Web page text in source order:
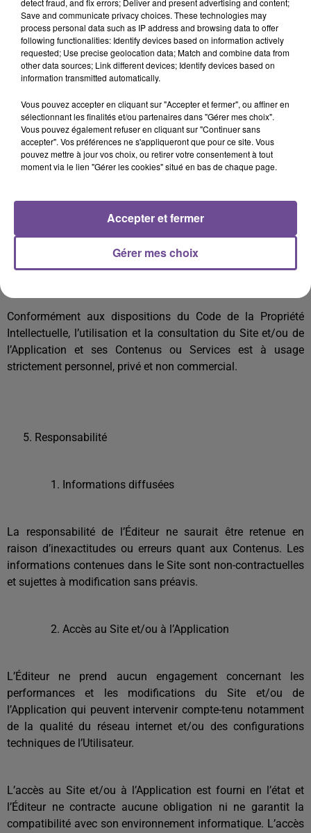
Les marques et logos reproduits sur le Site et/ou
l’Application sont des marques déposées appartenant à
l’Éditeur ou à ses partenaires.
Toute reproduction, représentation, adaptation ou diffusion,
totale ou partielle, du Site et/ou de l’Application ou d’un des
éléments le/la composant, sur quelque support que ce soit,
sans l’autorisation préalable et expresse du Directeur de la
publication est interdite.
Le non-respect de cette interdiction peut constituer une
atteinte aux droits de l’Éditeur ou de tiers et notamment une
contrefaçon engageant la responsabilité civile et pénale de
l’Utilisateur contrefacteur.
Conformément aux dispositions du Code de la Propriété
Intellectuelle, l’utilisation et la consultation du Site et/ou de
l’Application et ses Contenus ou Services est à usage
strictement personnel, privé et non commercial.
Responsabilité
Informations diffusées
La responsabilité de l’Éditeur ne saurait être retenue en
raison d’inexactitudes ou erreurs quant aux Contenus. Les
informations contenues dans le Site sont non-contractuelles
et sujettes à modification sans préavis.
Accès au Site et/ou à l’Application
L’Éditeur ne prend aucun engagement concernant les
performances et les modifications du Site et/ou de
l’Application qui peuvent intervenir compte-tenu notamment
de la qualité du réseau internet et/ou des configurations
techniques de l’Utilisateur.
L’accès au Site et/ou à l’Application est fourni en l’état et
l’Éditeur ne contracte aucune obligation ni ne garantit la
compatibilité avec son environnement informatique. L’accès
detect fraud, and fix errors; Deliver and present advertising and content;
Save and communicate privacy choices. These technologies may
process personal data such as IP address and browsing data to offer
following functionalities: Identify devices based on information actively
requested; Use precise geolocation data; Match and combine data from
other data sources; Link different devices; Identify devices based on
information transmitted automatically.
Vous pouvez accepter en cliquant sur "Accepter et fermer", ou affiner en
sélectionnant les finalités et/ou partenaires dans "Gérer mes choix".
Vous pouvez également refuser en cliquant sur "Continuer sans
accepter". Vos préférences ne s'appliqueront que pour ce site. Vous
pouvez mettre à jour vos choix, ou retirer votre consentement à tout
moment via le lien "Gérer les cookies" situé en bas de chaque page.
Gérer mes choix
Accepter et fermer